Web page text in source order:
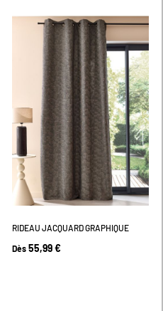
RIDEAU JACQUARD GRAPHIQUE
Dès 55,99 €